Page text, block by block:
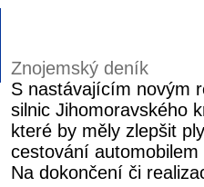
Znojemský deník
S nastávajícím novým
silnic Jihomoravského
které by měly zlepšit
cestování
Na dokončení či